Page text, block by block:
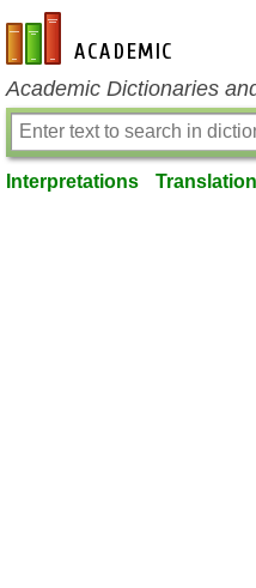
en-academic.com
Academic Dictionaries
Interpretations